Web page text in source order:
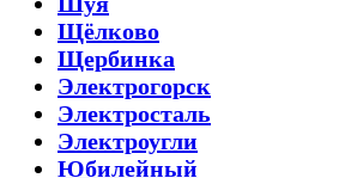
Щёлково
Щербинка
Электрогорск
Электросталь
Электроугли
Юбилейный